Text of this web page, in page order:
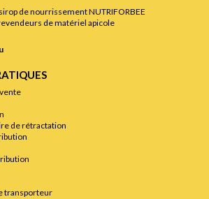
de nourrissement NUTRIFORBEE
de matériel apicole
de rétractation
transporteur